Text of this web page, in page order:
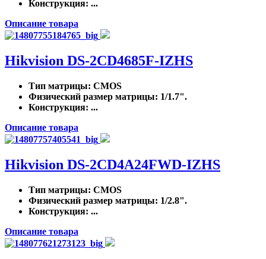
Конструкция: ...
Описание товара
Hikvision DS-2CD4685F-IZHS
Тип матрицы: CMOS
Физический размер матрицы: 1/1.7".
Конструкция: ...
Описание товара
Hikvision DS-2CD4A24FWD-IZHS
Тип матрицы: CMOS
Физический размер матрицы: 1/2.8".
Конструкция: ...
Описание товара